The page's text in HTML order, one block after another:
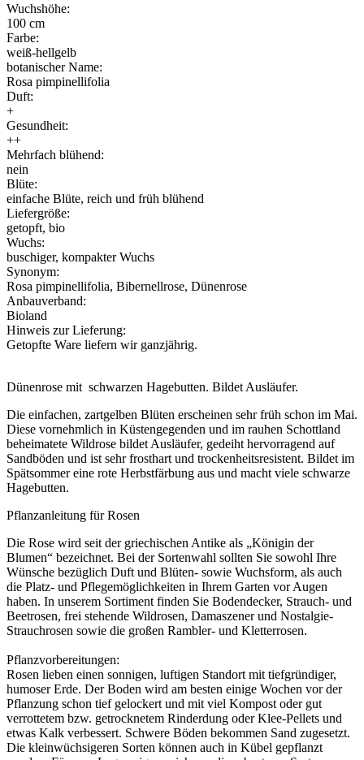
Wuchshöhe:
100 cm
Farbe:
weiß-hellgelb
botanischer Name:
Rosa pimpinellifolia
Duft:
+
Gesundheit:
++
Mehrfach blühend:
nein
Blüte:
einfache Blüte, reich und früh blühend
Liefergröße:
getopft, bio
Wuchs:
buschiger, kompakter Wuchs
Synonym:
Rosa pimpinellifolia, Bibernellrose, Dünenrose
Anbauverband:
Bioland
Hinweis zur Lieferung:
Getopfte Ware liefern wir ganzjährig.
Dünenrose mit schwarzen Hagebutten. Bildet Ausläufer.
Die einfachen, zartgelben Blüten erscheinen sehr früh schon im Mai.
Diese vornehmlich in Küstengegenden und im rauhen Schottland
beheimatete Wildrose bildet Ausläufer, gedeiht hervorragend auf
Sandböden und ist sehr frosthart und trockenheitsresistent. Bildet im
Spätsommer eine rote Herbstfärbung aus und macht viele schwarze
Hagebutten.
Pflanzanleitung für Rosen
Die Rose wird seit der griechischen Antike als „Königin der
Blumen“ bezeichnet. Bei der Sortenwahl sollten Sie sowohl Ihre
Wünsche bezüglich Duft und Blüten- sowie Wuchsform, als auch
die Platz- und Pflegemöglichkeiten in Ihrem Garten vor Augen
haben. In unserem Sortiment finden Sie Bodendecker, Strauch- und
Beetrosen, frei stehende Wildrosen, Damaszener und Nostalgie-
Strauchrosen sowie die großen Rambler- und Kletterrosen.
Pflanzvorbereitungen:
Rosen lieben einen sonnigen, luftigen Standort mit tiefgründiger,
humoser Erde. Der Boden wird am besten einige Wochen vor der
Pflanzung schon tief gelockert und mit viel Kompost oder gut
verrottetem bzw. getrocknetem Rinderdung oder Klee-Pellets und
etwas Kalk verbessert. Schwere Böden bekommen Sand zugesetzt.
Die kleinwüchsigeren Sorten können auch in Kübel gepflanzt